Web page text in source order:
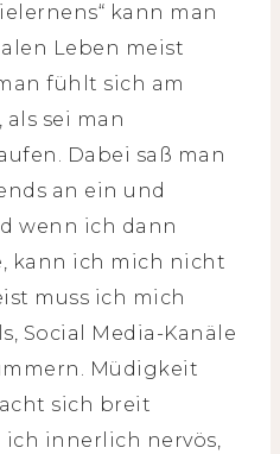
kann man
Leben meist
fühlt sich am
als sei man
Dabei saß man
an ein und
wenn ich dann
kann ich mich nicht
muss ich mich
Social Media-Kanäle
Müdigkeit
sich breit
innerlich nervös,